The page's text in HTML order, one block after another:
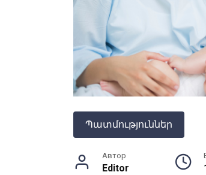
Պատմություններ
Автор
Editor